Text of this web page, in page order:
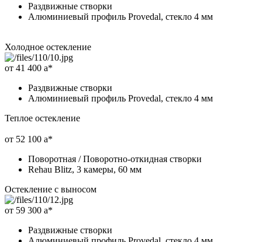
Раздвижные створки
Алюминиевый профиль Provedal, стекло 4 мм
Холодное остекление
от 41 400 a*
Раздвижные створки
Алюминиевый профиль Provedal, стекло 4 мм
Теплое остекление
от 52 100 a*
Поворотная / Поворотно-откидная створки
Rehau Blitz, 3 камеры, 60 мм
Остекление с выносом
от 59 300 a*
Раздвижные створки